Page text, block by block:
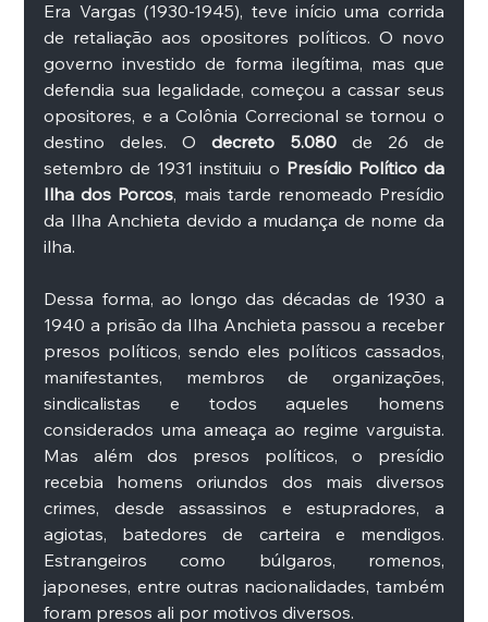
Era Vargas (1930-1945), teve início uma corrida
de retaliação aos opositores políticos. O novo
governo investido de forma ilegítima, mas que
defendia sua legalidade, começou a cassar seus
opositores, e a Colônia Correcional se tornou o
destino deles. O decreto 5.080 de 26 de
setembro de 1931 instituiu o Presídio Político da
Ilha dos Porcos, mais tarde renomeado Presídio
da Ilha Anchieta devido a mudança de nome da
ilha.
Dessa forma, ao longo das décadas de 1930 a
1940 a prisão da Ilha Anchieta passou a receber
presos políticos, sendo eles políticos cassados,
manifestantes, membros de organizações,
sindicalistas e todos aqueles homens
considerados uma ameaça ao regime varguista.
Mas além dos presos políticos, o presídio
recebia homens oriundos dos mais diversos
crimes, desde assassinos e estupradores, a
agiotas, batedores de carteira e mendigos.
Estrangeiros como búlgaros, romenos,
japoneses, entre outras nacionalidades, também
foram presos ali por motivos diversos.